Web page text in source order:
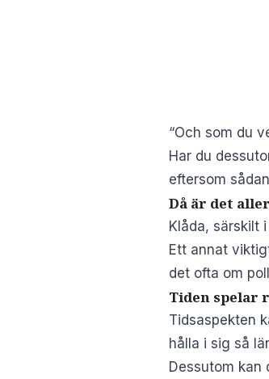
“Och som du
Har du
eftersom
Då är det
Klåda, särskilt
Ett annat
det ofta om
Tiden spelar
Tidsaspekten
hålla i sig så
Dessutom